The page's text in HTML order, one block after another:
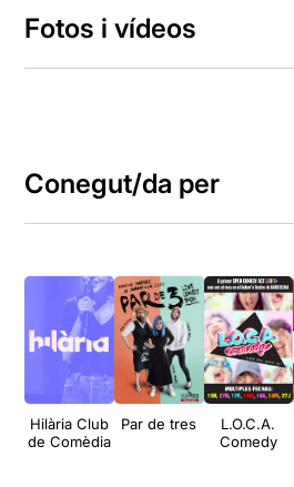
Fotos i vídeos
Conegut/da per
Hilària Club
de Comèdia
Par de tres
L.O.C.A.
Comedy